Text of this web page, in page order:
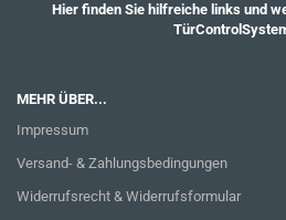
Hier finden Sie hilfreiche links und
MEHR ÜBER...
Impressum
Versand- & Zahlungsbedingungen
Widerrufsrecht & Widerrufsformular